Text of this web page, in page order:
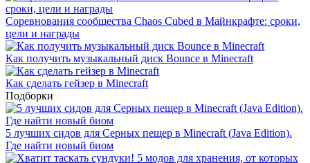
Соревнования сообщества Chaos Cubed в Майнкрафте: сроки,
цели и награды
Как получить музыкальный диск Bounce в Minecraft
Как сделать гейзер в Minecraft
Подборки
5 лучших сидов для Серных пещер в Minecraft (Java Edition).
Где найти новый биом